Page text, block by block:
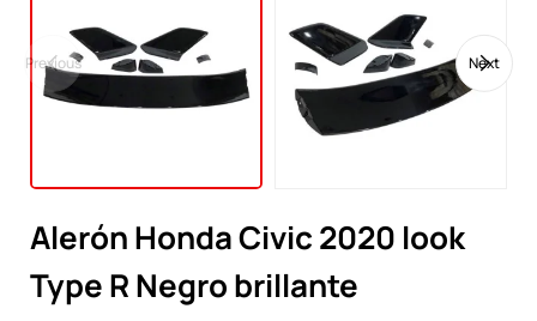
Previous Next
Alerón Honda Civic 2020 look
Type R Negro brillante